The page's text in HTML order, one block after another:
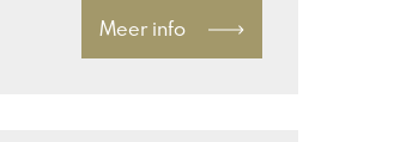
Meer info